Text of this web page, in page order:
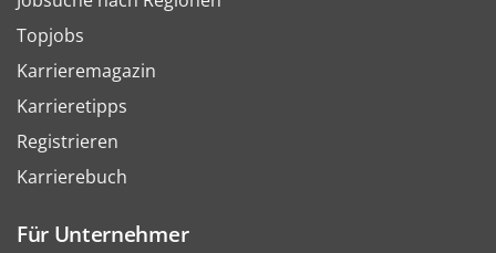
Topjobs
Karrieremagazin
Karrieretipps
Registrieren
Karrierebuch
Für Unternehmer